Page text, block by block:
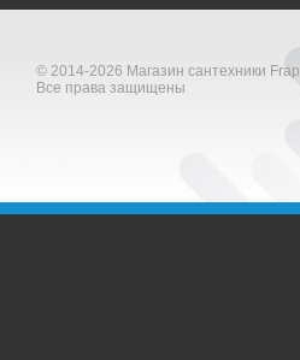
© 2014-2026 Магазин сантехники Frap
Все права защищены